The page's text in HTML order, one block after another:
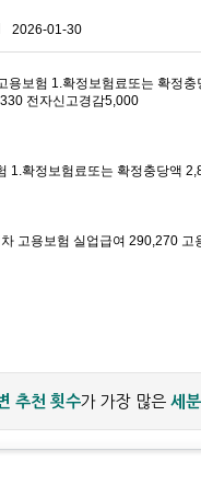
2026-01-30
용보험 1.확정보험료또는 확정
전자신고경감5,000
1.확정보험료또는 확정충당액
고용보험 실업급여 290,270
추천 횟수가 가장 많은 세